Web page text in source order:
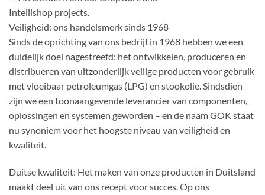
Veiligheid: ons handelsmerk sinds 1968
Sinds de oprichting van ons bedrijf in 1968 hebben we een
duidelijk doel nagestreefd: het ontwikkelen, produceren en
distribueren van uitzonderlijk veilige producten voor gebruik
met vloeibaar petroleumgas (LPG) en stookolie. Sindsdien
zijn we een toonaangevende leverancier van componenten,
oplossingen en systemen geworden – en de naam GOK staat
nu synoniem voor het hoogste niveau van veiligheid en
kwaliteit.
Duitse kwaliteit: Het maken van onze producten in Duitsland
maakt deel uit van ons recept voor succes. Op ons